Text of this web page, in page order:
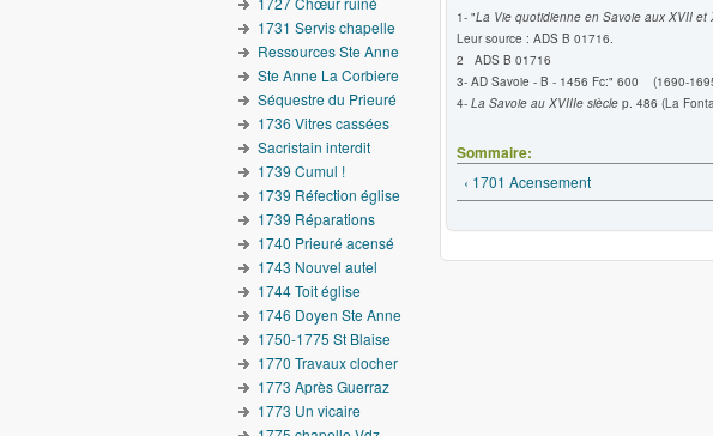
1- "La Vie quotidienne en Savoie aux XVII et
Leur source : ADS B 01716.
2 ADS B 01716
3- AD Savoie - B - 1456 Fc:" 600 (1690-
4- La Savoie au XVIIIe siècle p. 486 (La
Sommaire:
‹ 1701 Acensement
1731 Servis chapelle
Ressources Ste Anne
Ste Anne La Corbiere
Séquestre du Prieuré
1736 Vitres cassées
Sacristain interdit
1739 Cumul !
1739 Réfection église
1739 Réparations
1740 Prieuré acensé
1743 Nouvel autel
1744 Toit église
1746 Doyen Ste Anne
1750-1775 St Blaise
1770 Travaux clocher
1773 Après Guerraz
1773 Un vicaire